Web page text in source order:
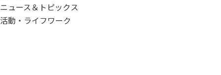
ニュース＆トピックス
活動・ライフワーク